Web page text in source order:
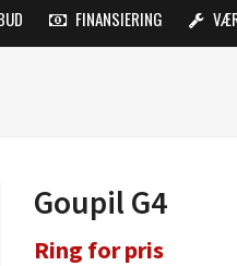
FINANSIERING
Goupil G4
Ring for pris